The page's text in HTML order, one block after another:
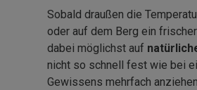
Sobald draußen die
oder auf dem Berg ein
dabei möglichst auf
nicht so schnell fest wie bei
Gewissens mehrfach